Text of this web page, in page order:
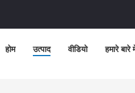
होम उत्पाद वीडियो हमारे बारे